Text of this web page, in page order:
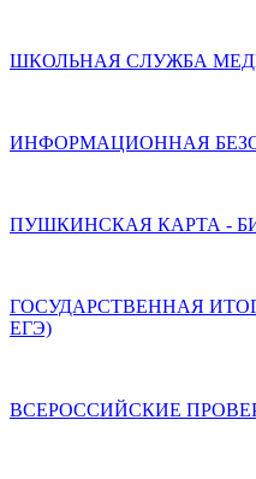
ШКОЛЬНАЯ СЛУЖБА
ИНФОРМАЦИОННАЯ
ПУШКИНСКАЯ КАРТА -
ГОСУДАРСТВЕННАЯ
ЕГЭ)
ВСЕРОССИЙСКИЕ